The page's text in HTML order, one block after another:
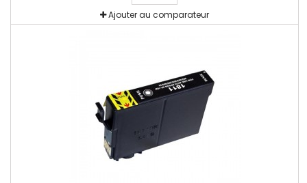
Ajouter au comparateur